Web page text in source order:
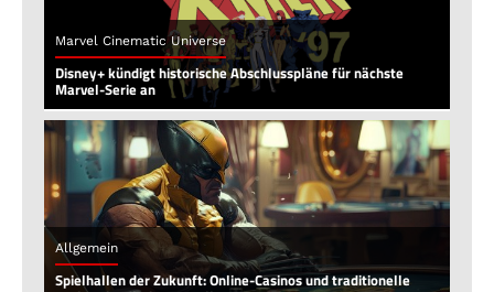
Marvel Cinematic Universe
Disney+ kündigt historische Abschlusspläne für nächste
Marvel-Serie an
Allgemein
Spielhallen der Zukunft: Online-Casinos und traditionelle